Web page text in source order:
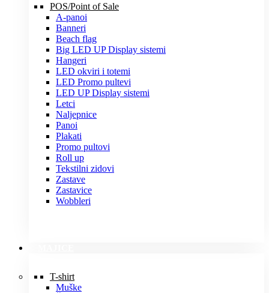
POS/Point of Sale
A-panoi
Banneri
Beach flag
Big LED UP Display sistemi
Hangeri
LED okviri i totemi
LED Promo pultevi
LED UP Display sistemi
Letci
Naljepnice
Panoi
Plakati
Promo pultovi
Roll up
Tekstilni zidovi
Zastave
Zastavice
Wobbleri
T-shirt
Muške